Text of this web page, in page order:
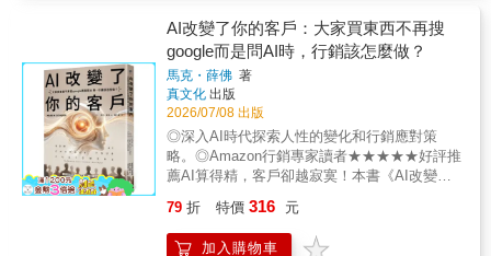
的最大贏家YouTube ☑LINE以多功能服務來爭
取顧客的免費策略
銷，還是說服同事與客戶，本書將告訴你讓人
「心甘情願買單」的關鍵祕密。 我們每天都在
試著說服他人接受自己的想法、答應自己的請
求。但究竟該怎麼做，才能讓對方心甘情願地
說「YES」？本書集結數十年說服心理學的研
究成果，揭露一系列實用且出乎意料的說服技
巧，幫助你在各種情境中提升影響力，讓說服
更有效。你將學會涵蓋科學研究成果和心理學
的說服祕訣‧如何用簡單的提問，贏得他人對你
的支持？‧讓顧客感覺不方便，反而會讓他們更
說服對方的機率？‧主動說出哪些缺點，更能增
AI改變了你的客戶：大家買東西不再搜
google而是問AI時，行銷該怎麼做？
馬克・薛佛 著
真文化 出版
2026/07/08 出版
◎深入AI時代探索人性的變化和行銷應對策
略。◎Amazon行銷專家讀者★★★★★好評推
薦AI算得精，客戶卻越寂寞！本書《AI改變了
美的真誠」最值錢。把AI當助理，用調皮幽默
與同理心緊抓客戶，成為無可取代的贏
79 折 特價 316 元
加入購物車